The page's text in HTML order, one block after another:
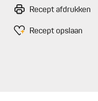
Recept afdrukken
Recept opslaan